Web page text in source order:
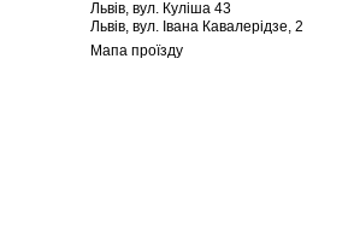
Львів, вул. Куліша 43
Львів, вул. Івана Кавалерідзе, 2
Мапа проїзду